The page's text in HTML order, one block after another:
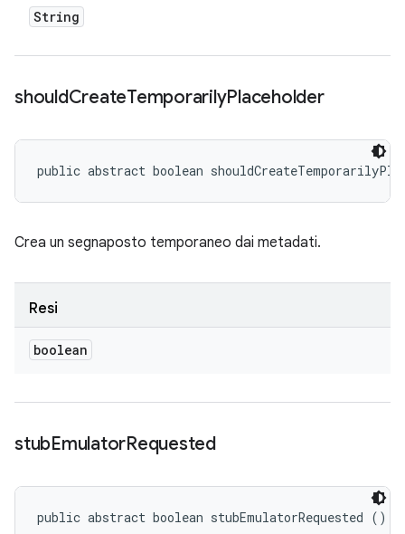
String
shouldCreateTemporarilyPlaceholder
public abstract boolean
Crea un segnaposto temporaneo dai metadati.
Resi
boolean
stubEmulatorRequested
public abstract boolean stubEmulatorRequested ()